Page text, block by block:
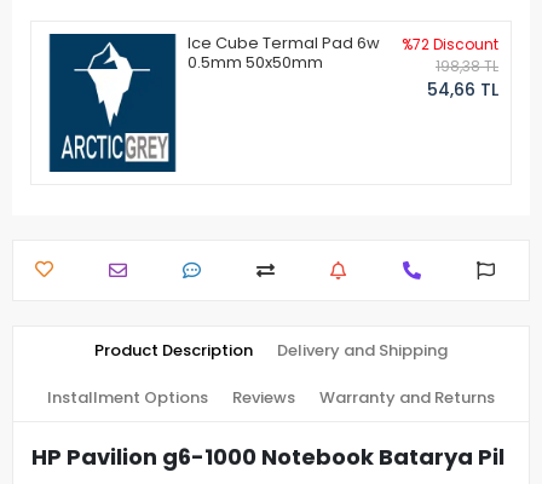
Ice Cube Termal Pad 6w
0.5mm 50x50mm
%72 Discount
198,38 TL
54,66 TL
Product Description Delivery and Shipping
Installment Options Reviews Warranty and Returns
HP Pavilion g6-1000 Notebook Batarya Pil